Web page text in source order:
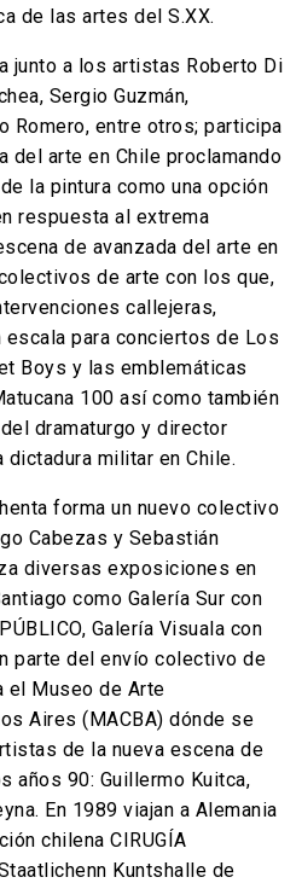
de las artes del S.XX.
junto a los artistas Roberto Di
Sergio Guzmán,
Romero, entre otros; participa
del arte en Chile proclamando
la pintura como una opción
respuesta al extrema
de avanzada del arte en
de arte con los que,
callejeras,
para conciertos de Los
Boys y las emblemáticas
100 así como también
dramaturgo y director
dictadura militar en Chile.
forma un nuevo colectivo
Cabezas y Sebastián
diversas exposiciones en
como Galería Sur con
Galería Visuala con
parte del envío colectivo de
el Museo de Arte
Aires (MACBA) dónde se
de la nueva escena de
años 90: Guillermo Kuitca,
En 1989 viajan a Alemania
chilena CIRUGÍA
Kuntshalle de